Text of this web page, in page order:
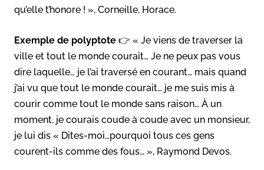
qu’elle t’honore ! », Corneille, Horace.
Exemple de polyptote 👉 « Je viens de traverser la
ville et tout le monde courait… Je ne peux pas vous
dire laquelle… je l’ai traversé en courant… mais quand
j’ai vu que tout le monde courait… je me suis mis à
courir comme tout le monde sans raison… À un
moment, je courais coude à coude avec un monsieur,
je lui dis « Dites-moi…pourquoi tous ces gens
courent-ils comme des fous… », Raymond Devos.